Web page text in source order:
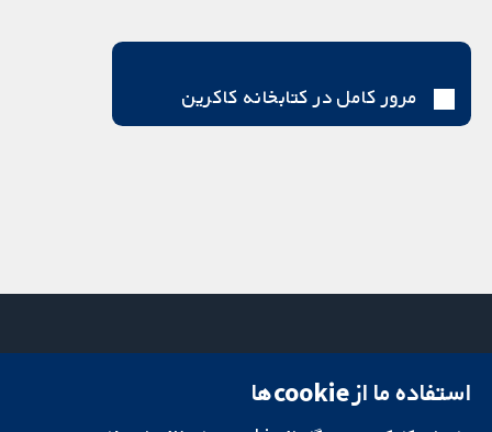
مرور کامل در کتابخانه کاکرین
میدان کاوندیش
استفاده ما از cookie‌ها